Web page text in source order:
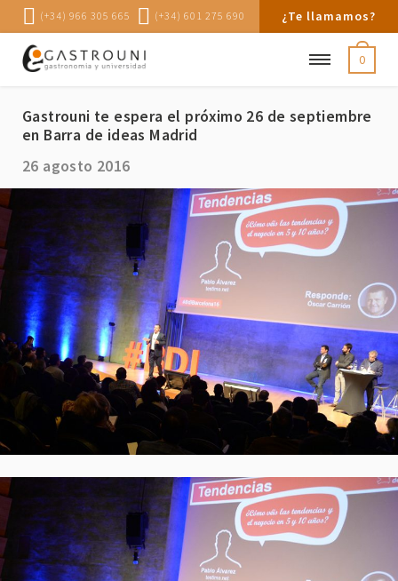
(+34) 966 305 665 (+34) 601 275 690 ¿Te llamamos?
0
Gastrouni te espera el próximo 26 de septiembre
en Barra de ideas Madrid
26 agosto 2016